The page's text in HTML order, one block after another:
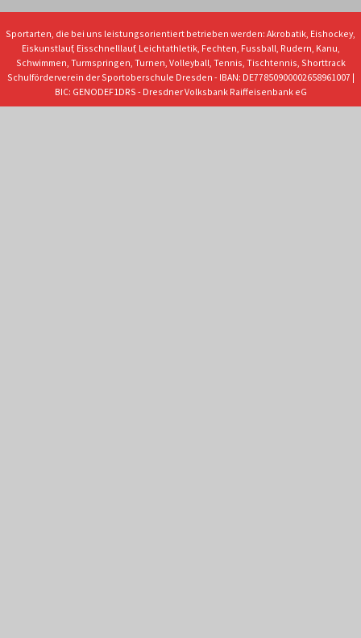
Sportarten, die bei uns leistungsorientiert betrieben werden: Akrobatik, Eishockey,
Eiskunstlauf, Eisschnelllauf, Leichtathletik, Fechten, Fussball, Rudern, Kanu,
Schwimmen, Turmspringen, Turnen, Volleyball, Tennis, Tischtennis, Shorttrack
Schulförderverein der Sportoberschule Dresden - IBAN: DE77850900002658961007 |
BIC: GENODEF1DRS - Dresdner Volksbank Raiffeisenbank eG